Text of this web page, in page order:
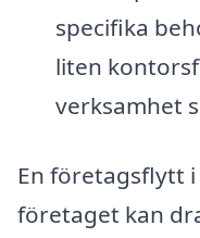
specifika
liten
verksamhet
En företagsflytt
företaget kan